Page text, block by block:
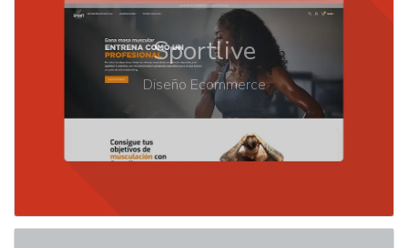
Sportlive
Diseño Ecommerce